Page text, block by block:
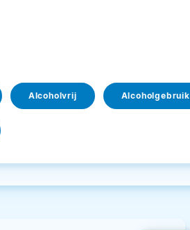
Alcoholvrij Alcoholgebruik,